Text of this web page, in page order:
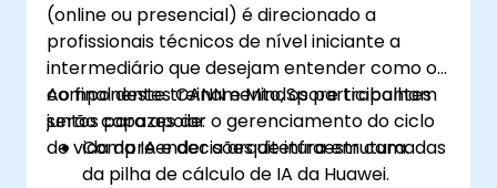
(online ou presencial) é direcionado a
profissionais técnicos de nível iniciante a
intermediário que desejam entender como os
componentes CANN e MindSpore trabalham
juntos para apoiar o gerenciamento do ciclo
de vida da IA e decisões de infraestrutura.
Ao final deste treinamento, os participantes
serão capazes de:
Compreender a arquitetura em camadas
da pilha de cálculo de IA da Huawei.